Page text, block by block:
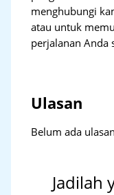
menghubungi
atau untuk
perjalanan Anda
Ulasan
Belum ada
Jadilah